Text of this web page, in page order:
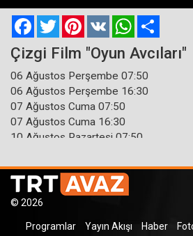
FacebookTwitterPinterest
VK WhatsApp
Çizgi Film "Oyun Avcıları"
06 Ağustos Perşembe 07:50
06 Ağustos Perşembe 16:30
07 Ağustos Cuma 07:50
07 Ağustos Cuma 16:30
10 Ağustos Pazartesi 07:50
11 Ağustos Salı 07:50
11 Ağustos Salı 16:30
12 Ağustos Çarşamba 07:50
13 Ağustos Perşembe 07:50
© 2026
Programlar Yayın Akışı Haber